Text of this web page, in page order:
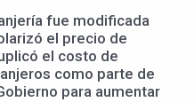
fue modificada
el precio de
el costo de
como parte de
para aumentar